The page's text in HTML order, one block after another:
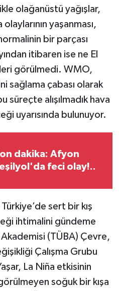
olağanüstü yağışlar,
yaşanması,
bir parçası
itibaren ise ne El
görülmedi. WMO,
sağlama çabası olarak
alışılmadık hava
uyarısında bulunuyor.
dakika: Afyon
feci olay!..
sert bir kış
ihtimalini gündeme
(TÜBA) Çevre,
Çalışma Grubu
La Niña etkisinin
soğuk bir kışa